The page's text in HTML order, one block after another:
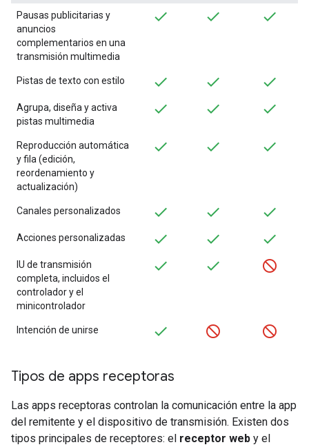
Pausas publicitarias y
anuncios
complementarios en una
transmisión multimedia
Pistas de texto con estilo
Agrupa, diseña y activa
pistas multimedia
Reproducción automática
y fila (edición,
reordenamiento y
actualización)
Canales personalizados
Acciones personalizadas
IU de transmisión
completa, incluidos el
controlador y el
minicontrolador
Intención de unirse
Tipos de apps receptoras
Las apps receptoras controlan la comunicación entre la app
del remitente y el dispositivo de transmisión. Existen dos
tipos principales de receptores: el receptor web y el